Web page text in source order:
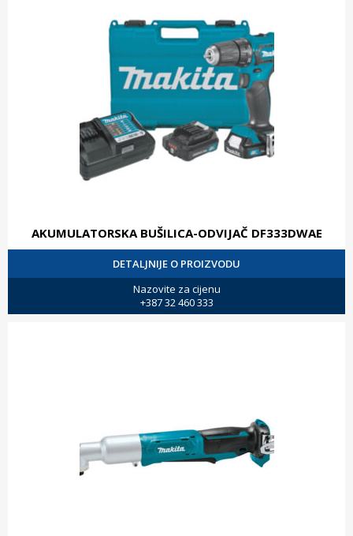
AKUMULATORSKA BUŠILICA-ODVIJAČ DF333DWAE
DETALJNIJE O PROIZVODU
Nazovite za cijenu
+387 32 460 333